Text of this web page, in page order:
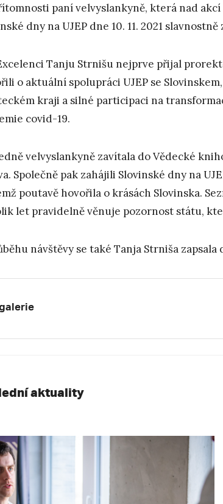
paní velvyslankyně, která nad
dny na UJEP dne 10. 11. 2021 slavnostně
Tanju Strnišu nejprve přijal
o aktuální spolupráci UJEP se
kraji a silné participaci na
covid-19.
velvyslankyně zavítala do Vědecké
Společně pak zahájili Slovinské dny na
poutavě hovořila o krásách Slovinska.
let pravidelně věnuje pozornost státu,
návštěvy se také Tanja Strniša zapsala
aktuality